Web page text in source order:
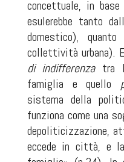
concettuale, in
esulerebbe tanto
domestico),
collettività urbana).
di indifferenzatra
famiglia e quello
sistema della
funziona come una
depoliticizzazione,
eccede in città, e